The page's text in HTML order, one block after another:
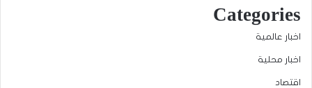
Categories
اخبار عالمية
اخبار محلية
اقتصاد